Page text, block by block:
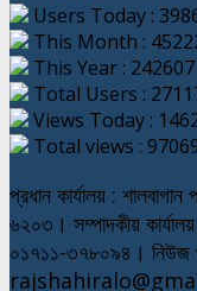
Users Today :
This Month :
This Year : 242607
Total Users :
Views Today :
Total views :
প্রধান কার্যালয় :
৬২০৩। সম্পাদকীয়
০১৭১১-৩৭৮০৯৪। নিউজ